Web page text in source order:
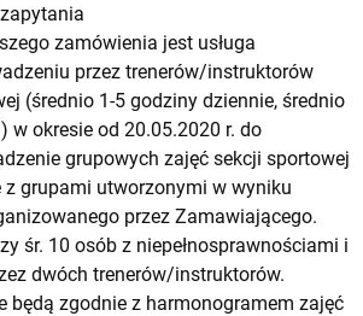
zamówienia jest usługa
przez trenerów/instruktorów
(średnio 1-5 godziny dziennie, średnio
w okresie od 20.05.2020 r. do
grupowych zajęć sekcji sportowej
z grupami utworzonymi w wyniku
przez Zamawiającego.
śr. 10 osób z niepełnosprawnościami i
dwóch trenerów/instruktorów.
będą zgodnie z harmonogramem zajęć